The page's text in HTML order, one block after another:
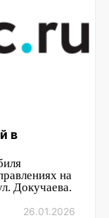
в
на
Докучаева.
26.01.2026